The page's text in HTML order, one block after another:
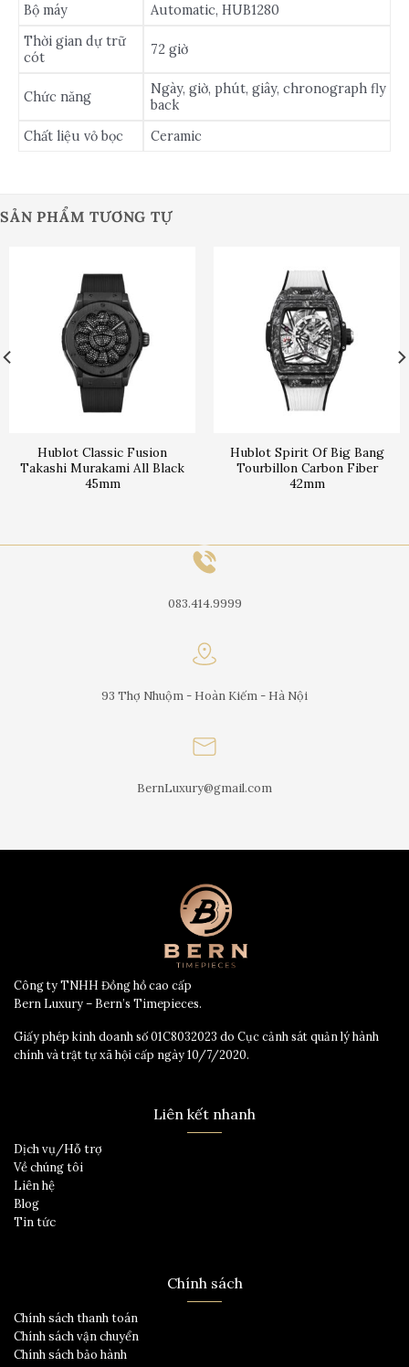
Bộ máy
Automatic, HUB1280
Thời gian dự trữ
cót
72 giờ
Chức năng
Ngày, giờ, phút, giây, chronograph fly
back
Chất liệu vỏ bọc
Ceramic
SẢN PHẨM TƯƠNG TỰ
Hublot Classic Fusion
Takashi Murakami All Black
45mm
Hublot Spirit Of Big Bang
Tourbillon Carbon Fiber
42mm
083.414.9999
93 Thợ Nhuộm - Hoàn Kiếm - Hà Nội
BernLuxury@gmail.com
Công ty TNHH Đồng hồ cao cấp
Bern Luxury – Bern’s Timepieces.
Giấy phép kinh doanh số 01C8032023 do Cục cảnh sát quản lý hành
chính và trật tự xã hội cấp ngày 10/7/2020.
Liên kết nhanh
Dịch vụ/Hỗ trợ
Về chúng tôi
Liên hệ
Blog
Tin tức
Chính sách
Chính sách thanh toán
Chính sách vận chuyển
Chính sách bảo hành